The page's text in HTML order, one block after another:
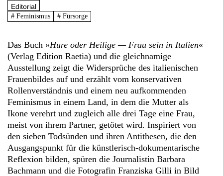
Editorial
# Feminismus # Fürsorge
Das Buch »Hure oder Heilige — Frau sein in Italien«
(Verlag Edition Raetia) und die gleichnamige
Ausstellung zeigt die Widersprüche des italienischen
Frauenbildes auf und erzählt vom konservativen
Rollenverständnis und einem neu aufkommenden
Feminismus in einem Land, in dem die Mutter als
Ikone verehrt und zugleich alle drei Tage eine Frau,
meist von ihrem Partner, getötet wird. Inspiriert von
den sieben Todsünden und ihren Antithesen, die den
Ausgangspunkt für die künstlerisch-dokumentarische
Reflexion bilden, spüren die Journalistin Barbara
Bachmann und die Fotografin Franziska Gilli in Bild